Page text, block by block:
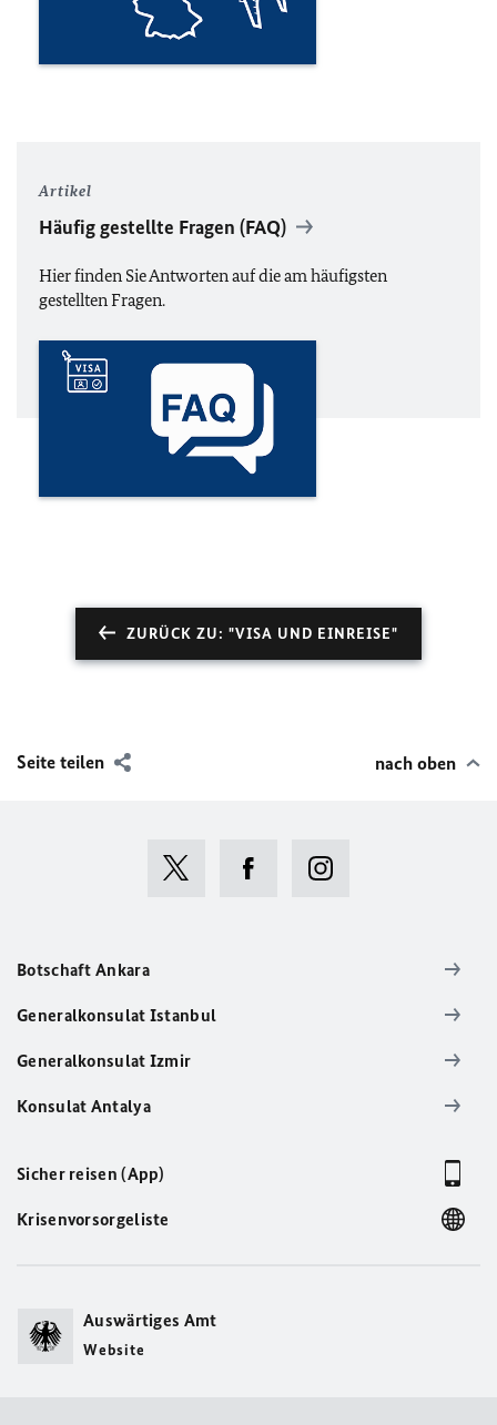
Artikel
Häufig gestellte Fragen (FAQ)
Hier finden Sie Antworten auf die am häufigsten
gestellten Fragen.
ZURÜCK ZU: "VISA UND EINREISE"
Seite teilen nach oben
Botschaft Ankara
Generalkonsulat Istanbul
Generalkonsulat Izmir
Konsulat Antalya
Sicher reisen (App)
Krisenvorsorgeliste
Auswärtiges Amt
Website